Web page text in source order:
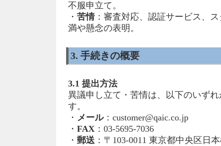
不服申立て。
・ 苦情：審査対応、認証サービス、
満や懸念の表明。
3. 手続きの概要
3.1 提出方法
異議申し立て・苦情は、以下のいず
す。
・ メール：customer@qaic.co.jp
・ FAX ：03-5695-7036
・ 郵送 ：〒103-0011 東京都中央区